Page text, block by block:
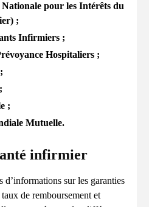
pour les Intérêts du
;
Infirmiers ;
Hospitaliers ;
;
Mutuelle.
infirmier
d’informations sur les garanties
de remboursement et